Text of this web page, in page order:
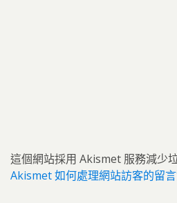
這個網站採用 Akismet 服務減少
Akismet 如何處理網站訪客的留